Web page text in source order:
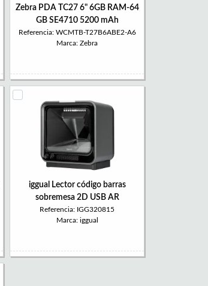
Zebra PDA TC27 6" 6GB RAM-64
GB SE4710 5200 mAh
Referencia: WCMTB-T27B6ABE2-A6
Marca: Zebra
iggual Lector código barras
sobremesa 2D USB AR
Referencia: IGG320815
Marca: iggual